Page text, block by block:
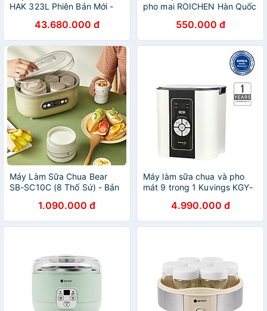
HAK 323L Phiên Bản Mới -
43.680.000 đ
pho mai ROICHEN Hàn Quốc
550.000 đ
Máy Làm Sữa Chua Bear
SB-SC10C (8 Thố Sứ) - Bản
1.090.000 đ
Máy làm sữa chua và pho
mát 9 trong 1 Kuvings KGY-
4.990.000 đ